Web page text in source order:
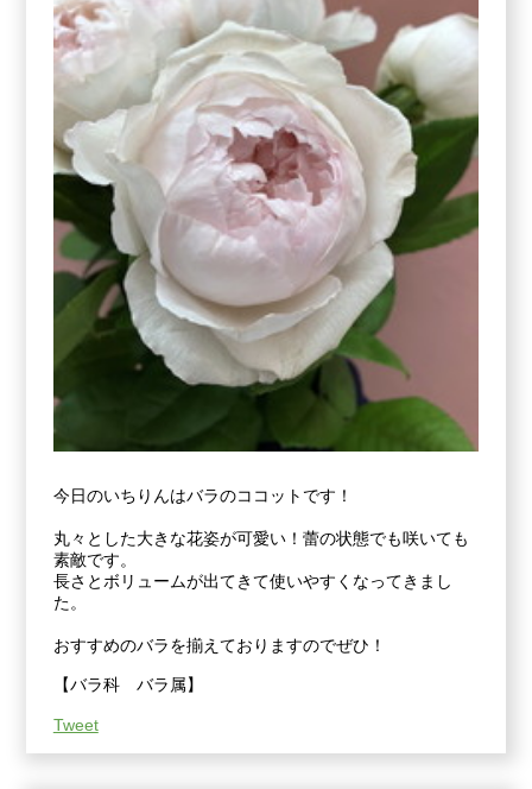
今日のいちりんはバラのココットです！
丸々とした大きな花姿が可愛い！蕾の状態でも咲いても
素敵です。
長さとボリュームが出てきて使いやすくなってきまし
た。
おすすめのバラを揃えておりますのでぜひ！
【バラ科 バラ属】
Tweet